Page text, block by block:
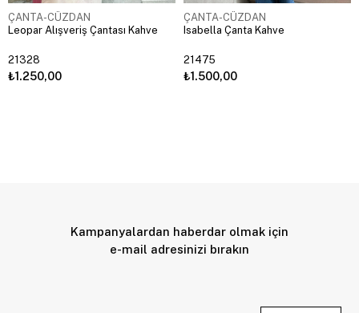
ÇANTA-CÜZDAN
Leopar Alışveriş Çantası Kahve
21328
₺1.250,00
ÇANTA-CÜZDAN
Isabella Çanta Kahve
21475
₺1.500,00
Kampanyalardan haberdar olmak için
e-mail adresinizi bırakın